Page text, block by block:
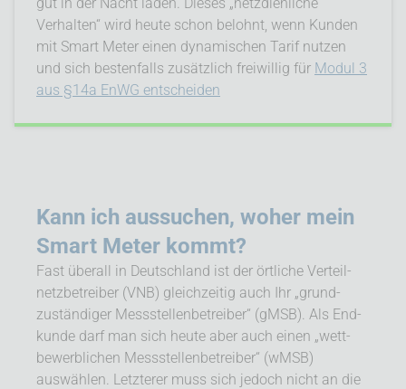
Verhalten“ wird heute schon belohnt, wenn Kunden
mit Smart Meter einen dynamischen Tarif nutzen
und sich bestenfalls zusätzlich freiwillig für Modul 3
aus §14a EnWG entscheiden
Kann ich aussuchen, woher mein
Smart Meter kommt?
Fast überall in Deutschland ist der örtliche Verteil­
netz­betreiber (VNB) gleichzeitig auch Ihr „grund­
zuständiger Mess­stellen­betreiber“ (gMSB). Als End­
kunde darf man sich heute aber auch einen „wett­
bewerb­lichen Mess­stellen­betreiber“ (wMSB)
auswählen. Letzterer muss sich jedoch nicht an die